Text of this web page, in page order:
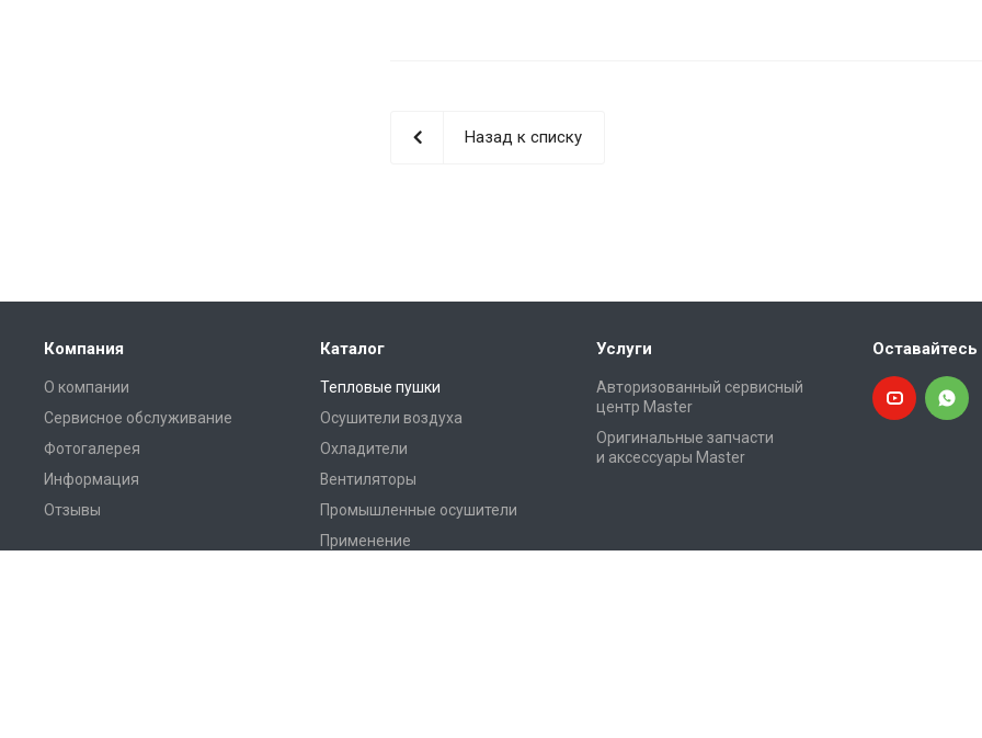
Назад к списку
Компания
О компании
Сервисное обслуживание
Фотогалерея
Информация
Отзывы
Каталог
Тепловые пушки
Осушители воздуха
Охладители
Вентиляторы
Промышленные осушители
Применение
Услуги
Авторизованный сервисный
центр Master
Оригинальные запчасти
и аксессуары Master
Оставайтесь